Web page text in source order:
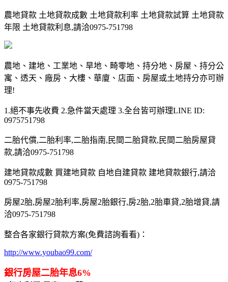
農地貸款 土地貸款成數 土地貸款利率 土地貸款試算 土地貸款
年限 土地貸款利息,請洽0975-751798
農地、建地、工業地、旱地、畸零地、持分地、房屋、持分公
寓、透天、廠房、大樓、華廈、店面、房屋或土地持分亦可辦
理!
1.絕不事先收費 2.急件當天處理 3.全台皆可辦理LINE ID:
0975751798
二胎代償,二胎利率,二胎指南,民間二胎貸款,民間二胎房屋貸
款,請洽0975-751798
建地貸款成數 買建地貸款 自地自建貸款 建地貸款銀行,請洽
0975-751798
房屋2胎,房屋2胎利率,房屋2胎銀行,房2胎,2胎車貸,2胎增貸,請
洽0975-751798
整合各家銀行貸款方案(免費諮詢看看)：
http://www.youbao99.com/
銀行房屋二胎年息6%